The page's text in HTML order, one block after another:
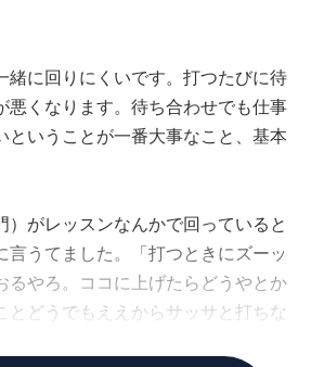
緒に回りにくいです。打つたびに待
悪くなります。待ち合わせでも仕事
ということが一番大事なこと、基本
）がレッスンなんかで回っていると
言うてました。「打つときにズーッ
るやろ。ココに上げたらどうやとか
とどうでもええからサッサと打ちな